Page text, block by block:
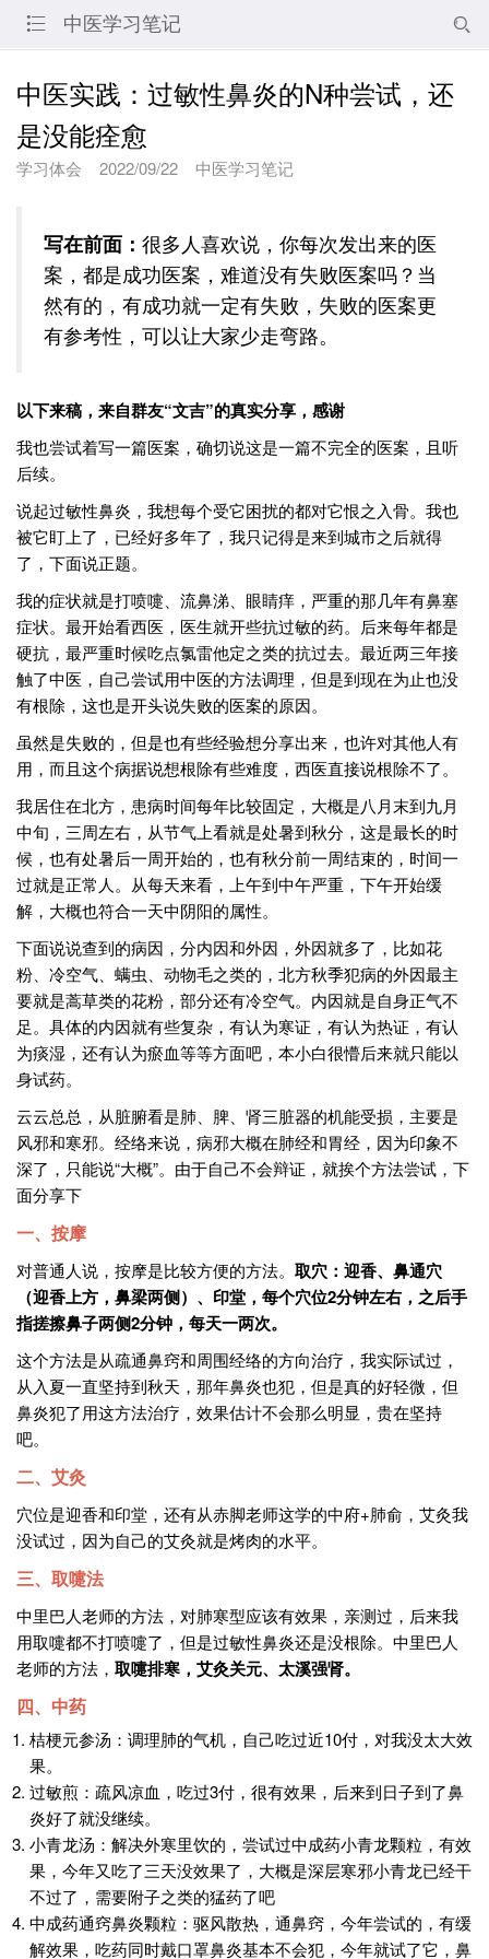
 中医学习笔记 
中医实践：过敏性鼻炎的N种尝试，还
是没能痊愈
学习体会 2022/09/22 中医学习笔记
写在前面： 很多人喜欢说，你每次发出来的医
案，都是成功医案，难道没有失败医案吗？当
然有的，有成功就一定有失败，失败的医案更
有参考性，可以让大家少走弯路。
以下来稿，来自群友“文吉”的真实分享，感谢
我也尝试着写一篇医案，确切说这是一篇不完全的医案，且听
后续。
说起过敏性鼻炎，我想每个受它困扰的都对它恨之入骨。我也
被它盯上了，已经好多年了，我只记得是来到城市之后就得
了，下面说正题。
我的症状就是打喷嚏、流鼻涕、眼睛痒，严重的那几年有鼻塞
症状。最开始看西医，医生就开些抗过敏的药。后来每年都是
硬抗，最严重时候吃点氯雷他定之类的抗过去。最近两三年接
触了中医，自己尝试用中医的方法调理，但是到现在为止也没
有根除，这也是开头说失败的医案的原因。
虽然是失败的，但是也有些经验想分享出来，也许对其他人有
用，而且这个病据说想根除有些难度，西医直接说根除不了。
我居住在北方，患病时间每年比较固定，大概是八月末到九月
中旬，三周左右，从节气上看就是处暑到秋分，这是最长的时
候，也有处暑后一周开始的，也有秋分前一周结束的，时间一
过就是正常人。从每天来看，上午到中午严重，下午开始缓
解，大概也符合一天中阴阳的属性。
下面说说查到的病因，分内因和外因，外因就多了，比如花
粉、冷空气、螨虫、动物毛之类的，北方秋季犯病的外因最主
要就是蒿草类的花粉，部分还有冷空气。内因就是自身正气不
足。具体的内因就有些复杂，有认为寒证，有认为热证，有认
为痰湿，还有认为瘀血等等方面吧，本小白很懵后来就只能以
身试药。
云云总总，从脏腑看是肺、脾、肾三脏器的机能受损，主要是
风邪和寒邪。经络来说，病邪大概在肺经和胃经，因为印象不
深了，只能说“大概”。由于自己不会辩证，就挨个方法尝试，下
面分享下
一、按摩
对普通人说，按摩是比较方便的方法。 取穴： 迎香、鼻通穴
（迎香上方，鼻梁两侧）、印堂 ，每个穴位2分钟左右，之后手
指搓擦鼻子两侧2分钟，每天一两次。
这个方法是从疏通鼻窍和周围经络的方向治疗，我实际试过，
从入夏一直坚持到秋天，那年鼻炎也犯，但是真的好轻微，但
鼻炎犯了用这方法治疗，效果估计不会那么明显，贵在坚持
吧。
二、艾灸
穴位是迎香和印堂 ，还有从赤脚老师这学的中府+肺俞 ，艾灸我
没试过，因为自己的艾灸就是烤肉的水平。
三、取嚏法
中里巴人老师的方法，对肺寒型应该有效果，亲测过，后来我
用取嚏都不打喷嚏了，但是过敏性鼻炎还是没根除。中里巴人
老师的方法， 取嚏排寒，艾灸关元、太溪强肾。
四、中药
桔梗元参汤 ：调理肺的气机，自己吃过近10付，对我没太大效
果。
过敏煎 ：疏风凉血，吃过3付，很有效果，后来到日子到了鼻
炎好了就没继续。
小青龙汤： 解决外寒里饮的，尝试过中成药小青龙颗粒，有效
果，今年又吃了三天没效果了，大概是深层寒邪小青龙已经干
不过了，需要附子之类的猛药了吧
中成药通窍鼻炎颗粒 ：驱风散热，通鼻窍，今年尝试的，有缓
解效果，吃药同时戴口罩鼻炎基本不会犯，今年就试了它，鼻